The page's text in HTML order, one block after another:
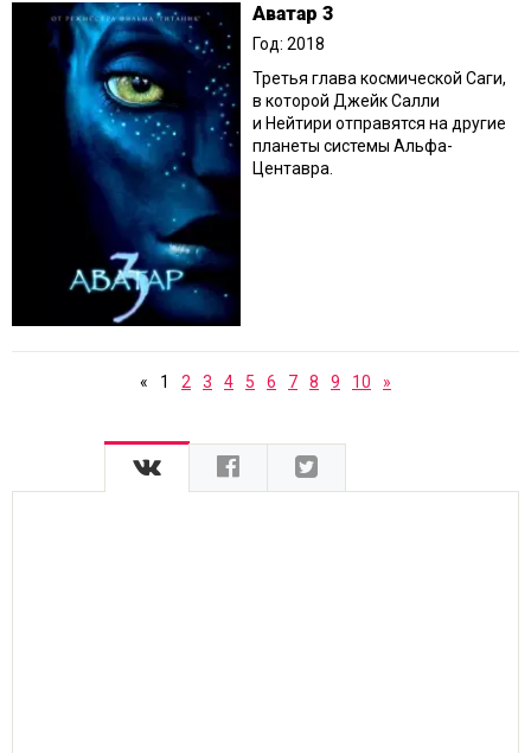
Аватар 3
Год: 2018
Третья глава космической Саги,
в которой Джейк Салли
и Нейтири отправятся на другие
планеты системы Альфа-
Центавра.
« 1 2 3 4 5 6 7 8 9 10 »